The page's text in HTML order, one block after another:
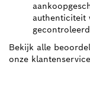
authenticiteit
Bekijk alle
onze